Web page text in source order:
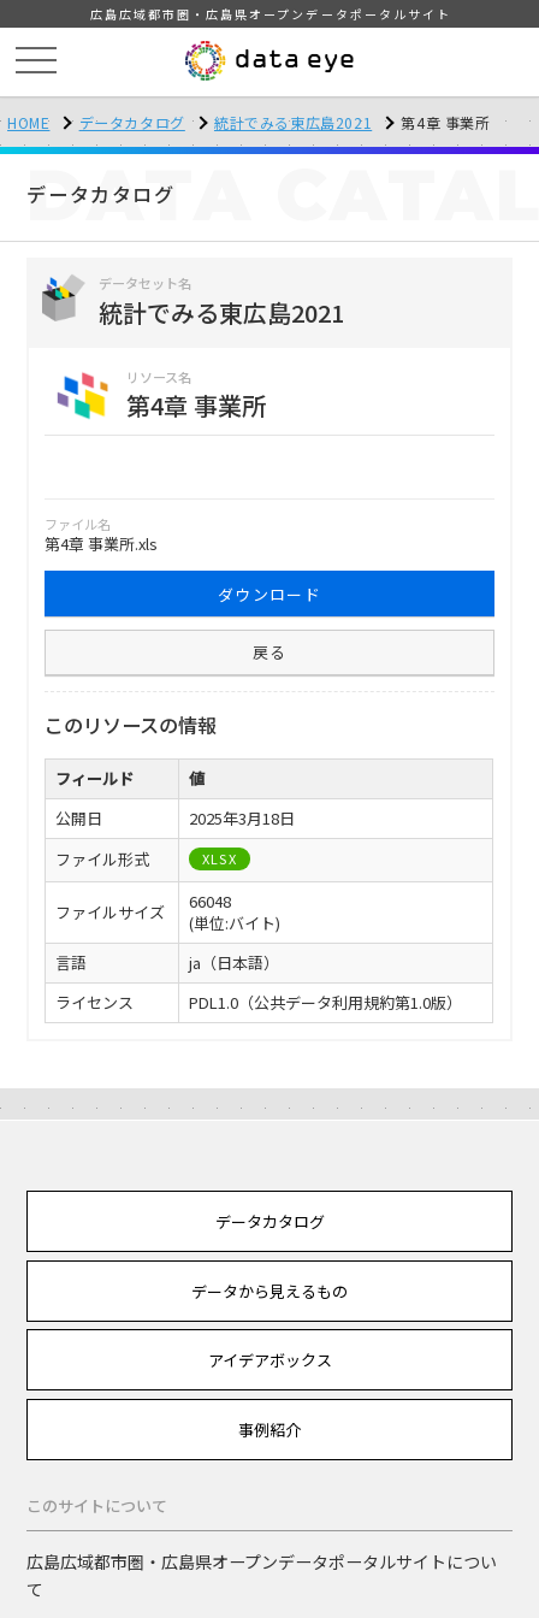
広島広域都市圏・広島県オープンデータポータルサイト
HOME データカタログ 統計でみる東広島2021 第4章 事業所
データカタログ
DATA
データセット名
統計でみる東広島2021
リソース名
第4章 事業所
ファイル名
第4章 事業所.xls
ダウンロード
戻る
このリソースの情報
フィールド
値
公開日
2025年3月18日
ファイル形式
XLSX
ファイルサイズ
66048
(単位:バイト)
言語
ja（日本語）
ライセンス
PDL1.0（公共データ利用規約第1.0版）
データカタログ
データから見えるもの
アイデアボックス
事例紹介
このサイトについて
広島広域都市圏・広島県オープンデータポータルサイトについ
て